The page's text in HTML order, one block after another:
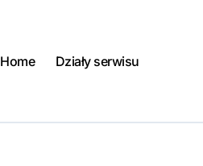
Home Działy serwisu